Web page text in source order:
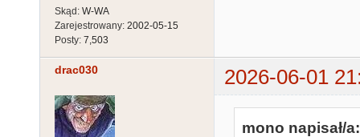
Skąd: W-WA
Zarejestrowany: 2002-05-15
Posty: 7,503
drac030 2026-06-01
mono napisał/a: